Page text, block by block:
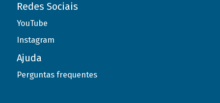
Redes Sociais
YouTube
Instagram
Ajuda
Perguntas frequentes